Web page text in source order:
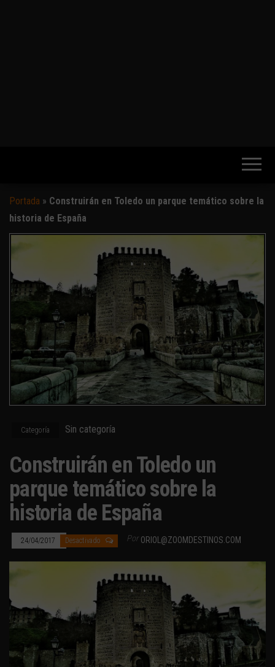
Portada » Construirán en Toledo un parque temático sobre la
historia de España
Categoría Sin categoría
Construirán en Toledo un
parque temático sobre la
historia de España
24/04/2017 Desactivado Por ORIOL@ZOOMDESTINOS.COM